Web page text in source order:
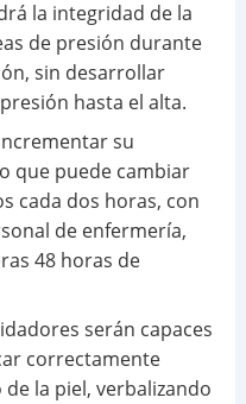
la integridad de la
de presión durante
sin desarrollar
hasta el alta.
su
que puede cambiar
cada dos horas, con
de enfermería,
48 horas de
serán capaces
correctamente
la piel, verbalizando